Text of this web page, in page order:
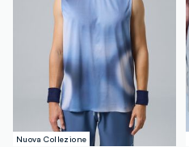
Nuova Collezione